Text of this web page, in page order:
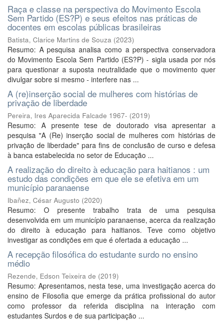
Raça e classe na perspectiva do Movimento Escola
Sem Partido (ES?P) e seus efeitos nas práticas de
docentes em escolas públicas brasileiras
Batista, Clarice Martins de Souza (2023)
Resumo: A pesquisa analisa como a perspectiva conservadora
do Movimento Escola Sem Partido (ES?P) - sigla usada por nós
para questionar a suposta neutralidade que o movimento quer
divulgar sobre si mesmo - interfere nas ...
A (re)inserção social de mulheres com histórias de
privação de liberdade
Pereira, Ires Aparecida Falcade 1967- (2019)
Resumo: A presente tese de doutorado visa apresentar a
pesquisa "A (Re) inserção social de mulheres com histórias de
privação de liberdade" para fins de conclusão de curso e defesa
à banca estabelecida no setor de Educação ...
A realização do direito à educação para haitianos : um
estudo das condições em que ele se efetiva em um
município paranaense
Ibañez, César Augusto (2020)
Resumo: O presente trabalho trata de uma pesquisa
desenvolvida em um município paranaense, acerca da realização
do direito à educação para haitianos. Teve como objetivo
investigar as condições em que é ofertada a educação ...
A recepção filosófica do estudante surdo no ensino
médio
Rezende, Edson Teixeira de (2019)
Resumo: Apresentamos, nesta tese, uma investigação acerca do
ensino de Filosofia que emerge da prática profissional do autor
como professor da referida disciplina na interação com
estudantes Surdos e de sua participação ...